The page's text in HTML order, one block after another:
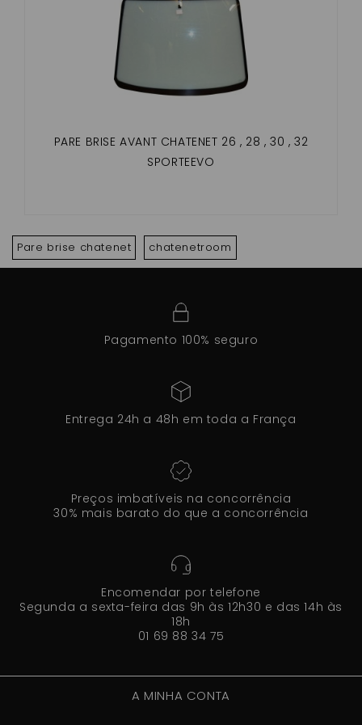
PARE BRISE AVANT CHATENET 26 , 28 , 30 , 32
SPORTEEVO
Pare brise chatenet chatenetroom
Pagamento 100% seguro
Entrega 24h a 48h em toda a França
Preços imbatíveis na concorrência
30% mais barato do que a concorrência
Encomendar por telefone
Segunda a sexta-feira das 9h às 12h30 e das 14h às
18h
01 69 88 34 75
A MINHA CONTA